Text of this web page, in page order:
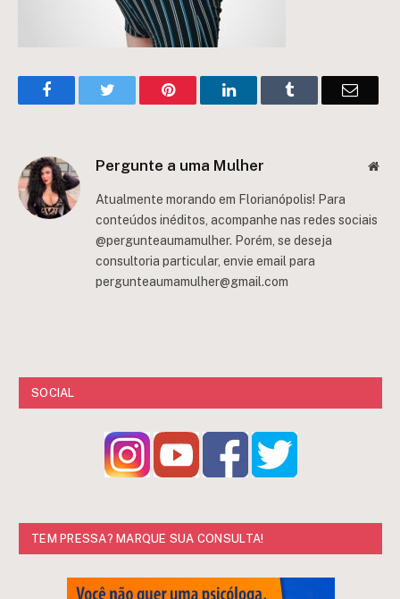
FacebookTwitter Pinterest LinkedInTumblr Email
Pergunte a uma Mulher
Atualmente morando em Florianópolis! Para
conteúdos inéditos, acompanhe nas redes sociais
@pergunteaumamulher. Porém, se deseja
consultoria particular, envie email para
pergunteaumamulher@gmail.com
SOCIAL
TEM PRESSA? MARQUE SUA CONSULTA!